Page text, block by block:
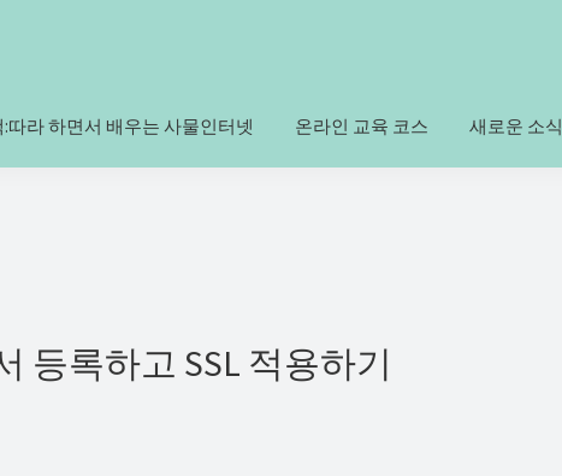
:따라 하면서 배우는 사물인터넷 온라인 교육 코스 새로운 소식
등록하고 SSL 적용하기